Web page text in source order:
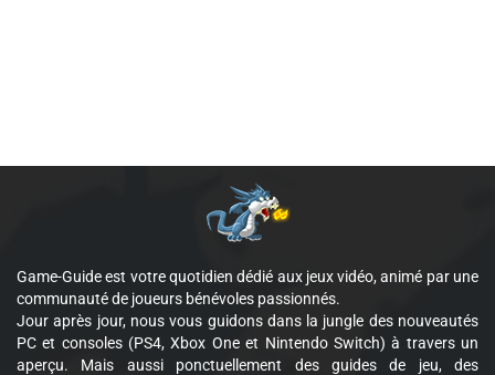
Game-Guide est votre quotidien dédié aux jeux vidéo, animé par une
communauté de joueurs bénévoles passionnés.
Jour après jour, nous vous guidons dans la jungle des nouveautés
PC et consoles (PS4, Xbox One et Nintendo Switch) à travers un
aperçu. Mais aussi ponctuellement des guides de jeu, des